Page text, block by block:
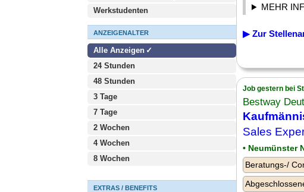
Werkstudenten
ANZEIGENALTER
Alle Anzeigen
24 Stunden
48 Stunden
3 Tage
7 Tage
2 Wochen
4 Wochen
8 Wochen
EXTRAS / BENEFITS
MEHR
▶ Zur
Job gestern bei
Bestway
Sales
• Neumünster
Beratungs-/